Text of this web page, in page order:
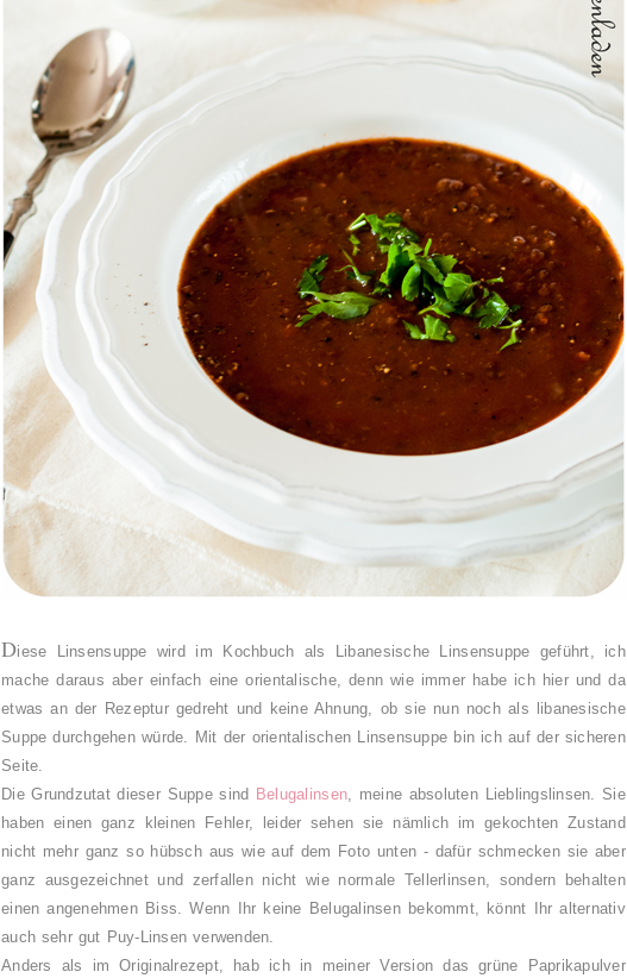
Diese Linsensuppe wird im Kochbuch als Libanesische Linsensuppe geführt, ich
mache daraus aber einfach eine orientalische, denn wie immer habe ich hier und da
etwas an der Rezeptur gedreht und keine Ahnung, ob sie nun noch als libanesische
Suppe durchgehen würde. Mit der orientalischen Linsensuppe bin ich auf der sicheren
Seite.
Die Grundzutat dieser Suppe sind Belugalinsen, meine absoluten Lieblingslinsen. Sie
haben einen ganz kleinen Fehler, leider sehen sie nämlich im gekochten Zustand
nicht mehr ganz so hübsch aus wie auf dem Foto unten - dafür schmecken sie aber
ganz ausgezeichnet und zerfallen nicht wie normale Tellerlinsen, sondern behalten
einen angenehmen Biss. Wenn Ihr keine Belugalinsen bekommt, könnt Ihr alternativ
auch sehr gut Puy-Linsen verwenden.
Anders als im Originalrezept, hab ich in meiner Version das grüne Paprikapulver